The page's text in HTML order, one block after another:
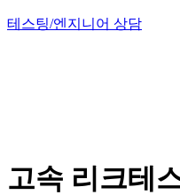
테스팅/엔지니어 상담
고속 리크테